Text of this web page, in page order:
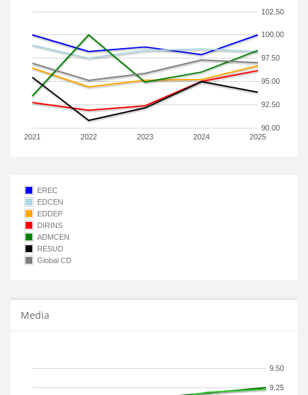
2021 2022 2023 2024 2025
90.00
92.50
95.00
97.50
100.00
102.50
EREC
EDCEN
EDDEP
DIRINS
ADMCEN
RESUD
Global CD
Media
9.25
9.50